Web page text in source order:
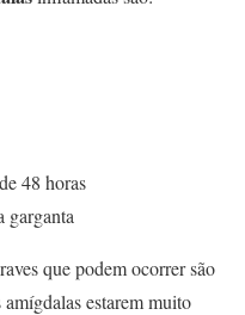
48 horas
garganta
que podem ocorrer são
estarem muito